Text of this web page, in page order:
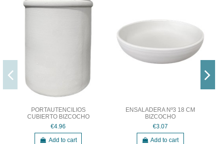
PORTAUTENCILIOS
CUBIERTO BIZCOCHO
€4.96
Add to cart
ENSALADERA Nº3 18 CM
BIZCOCHO
€3.07
Add to cart